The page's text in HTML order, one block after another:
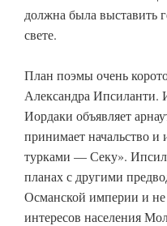
должна была выставить
свете.
План поэмы очень
Александра Ипсиланти.
Иордаки объявляет
принимает начальство
турками — Секу».
планах с другими
Османской империи и
интересов населения